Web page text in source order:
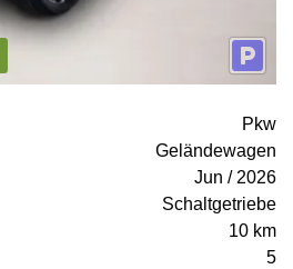
Pkw
Geländewagen
Jun / 2026
Schaltgetriebe
10 km
5